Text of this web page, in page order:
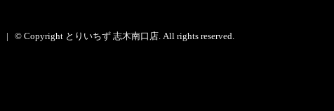
© Copyright とりいちず 志木南口店. All rights reserved.